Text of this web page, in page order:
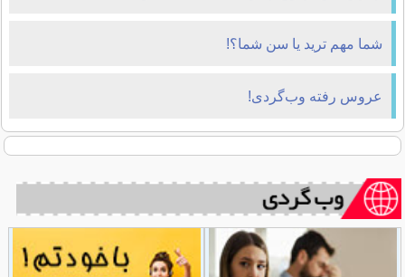
شما مهم ترید یا سن شما؟!
عروس رفته وب‌گردی!